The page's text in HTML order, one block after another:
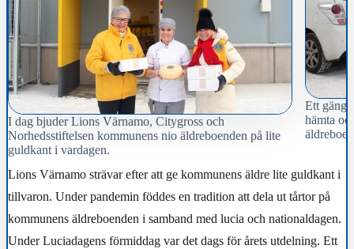
I dag bjuder Lions Värnamo, Citygross och
Norhedsstiftelsen kommunens nio äldreboenden på lite
guldkant i vardagen.
Ett gäng
hämta
Lions Värnamo strävar efter att ge kommunens äldre lite guldkant i
tillvaron. Under pandemin föddes en tradition att dela ut tårtor på
kommunens äldreboenden i samband med lucia och nationaldagen.
Under Luciadagens förmiddag var det dags för årets utdelning. Ett